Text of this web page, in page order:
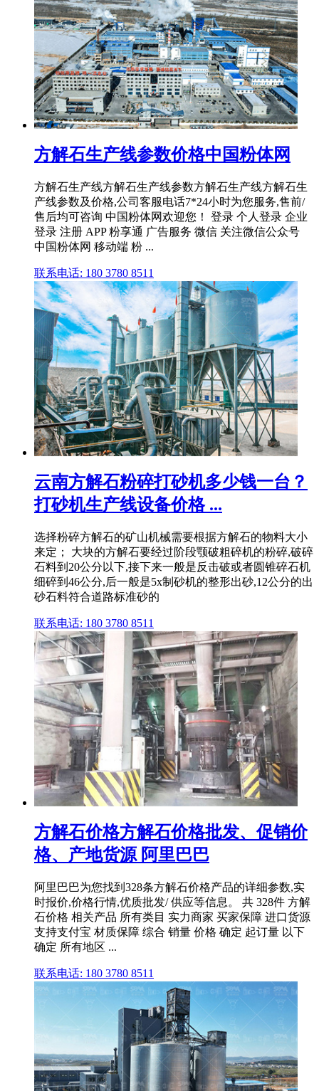
方解石生产线参数价格中国粉体网
方解石生产线方解石生产线参数方解石生产线方解石生
产线参数及价格,公司客服电话7*24小时为您服务,售前/
售后均可咨询 中国粉体网欢迎您！ 登录 个人登录 企业
登录 注册 APP 粉享通 广告服务 微信 关注微信公众号
中国粉体网 移动端 粉 ...
联系电话: 180 3780 8511
云南方解石粉碎打砂机多少钱一台？
打砂机生产线设备价格 ...
选择粉碎方解石的矿山机械需要根据方解石的物料大小
来定； 大块的方解石要经过阶段颚破粗碎机的粉碎,破碎
石料到20公分以下,接下来一般是反击破或者圆锥碎石机
细碎到46公分,后一般是5x制砂机的整形出砂,12公分的出
砂石料符合道路标准砂的
联系电话: 180 3780 8511
方解石价格方解石价格批发、促销价
格、产地货源 阿里巴巴
阿里巴巴为您找到328条方解石价格产品的详细参数,实
时报价,价格行情,优质批发/ 供应等信息。 共 328件 方解
石价格 相关产品 所有类目 实力商家 买家保障 进口货源
支持支付宝 材质保障 综合 销量 价格 确定 起订量 以下
确定 所有地区 ...
联系电话: 180 3780 8511